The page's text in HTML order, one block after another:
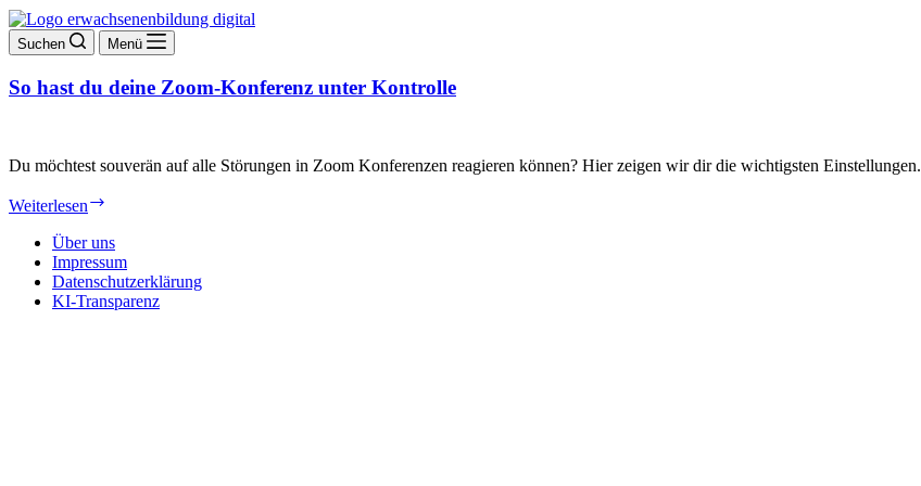
Suchen Menü
So hast du deine Zoom-Konferenz unter Kontrolle
Du möchtest souverän auf alle Störungen in Zoom Konferenzen reagieren können? Hier zeigen wir dir die wichtigsten Einstellungen.
Weiterlesen
du
deine
Zoom-
Konferenz
Über uns
Impressum
Datenschutzerklärung
KI-Transparenz